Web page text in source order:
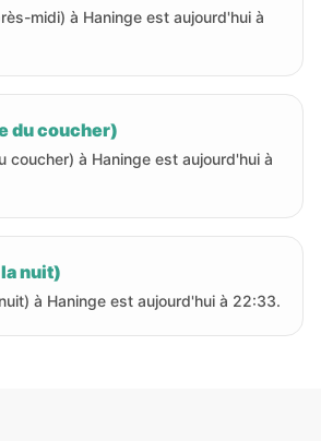
midi) à Haninge est aujourd'hui à
du coucher)
coucher) à Haninge est aujourd'hui à
nuit)
à Haninge est aujourd'hui à 22:33.